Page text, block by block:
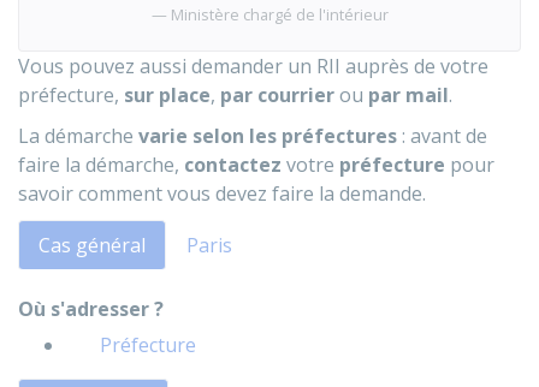
Ministère chargé de l'intérieur
Vous pouvez aussi demander un RII auprès de votre
préfecture, sur place, par courrierou par mail.
La démarche varie selon les préfectures : avant de
faire la démarche, contactez votre préfecture pour
savoir comment vous devez faire la demande.
Cas général
Paris
Où s'adresser ?
Préfecture